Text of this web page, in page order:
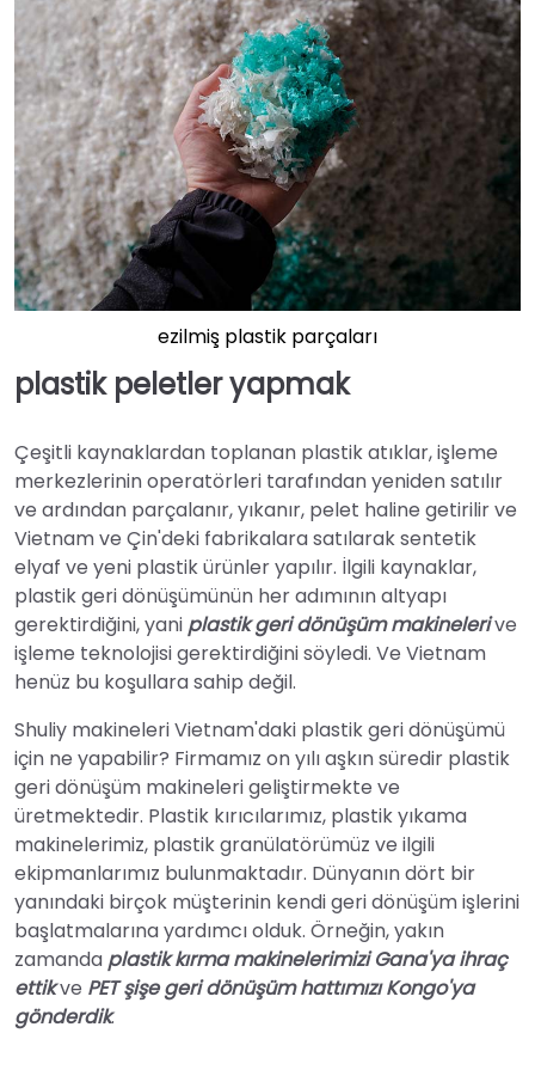
ezilmiş plastik parçaları
plastik peletler yapmak
Çeşitli kaynaklardan toplanan plastik atıklar, işleme
merkezlerinin operatörleri tarafından yeniden satılır
ve ardından parçalanır, yıkanır, pelet haline getirilir ve
Vietnam ve Çin'deki fabrikalara satılarak sentetik
elyaf ve yeni plastik ürünler yapılır. İlgili kaynaklar,
plastik geri dönüşümünün her adımının altyapı
gerektirdiğini, yani plastik geri dönüşüm makinelerive
işleme teknolojisi gerektirdiğini söyledi. Ve Vietnam
henüz bu koşullara sahip değil.
Shuliy makineleri Vietnam'daki plastik geri dönüşümü
için ne yapabilir? Firmamız on yılı aşkın süredir plastik
geri dönüşüm makineleri geliştirmekte ve
üretmektedir. Plastik kırıcılarımız, plastik yıkama
makinelerimiz, plastik granülatörümüz ve ilgili
ekipmanlarımız bulunmaktadır. Dünyanın dört bir
yanındaki birçok müşterinin kendi geri dönüşüm işlerini
başlatmalarına yardımcı olduk. Örneğin, yakın
zamanda plastik kırma makinelerimizi Gana'ya ihraç
ettikve PET şişe geri dönüşüm hattımızı Kongo'ya
gönderdik.